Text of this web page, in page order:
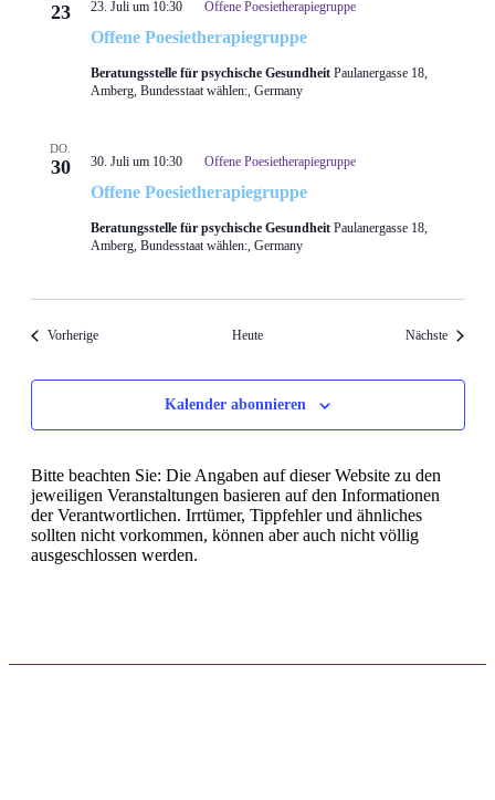
23
Offene Poesietherapiegruppe
23. Juli um 10:30 Offene Poesietherapiegruppe
Beratungsstelle für psychische Gesundheit Paulanergasse 18,
Amberg, Bundesstaat wählen:, Germany
DO.
30
Offene Poesietherapiegruppe
30. Juli um 10:30 Offene Poesietherapiegruppe
Beratungsstelle für psychische Gesundheit Paulanergasse 18,
Amberg, Bundesstaat wählen:, Germany
VorherigeVeranstaltungen Heute Nächste
Kalender abonnieren
Bitte beachten Sie: Die Angaben auf dieser Website zu den
jeweiligen Veranstaltungen basieren auf den Informationen
der Verantwortlichen. Irrtümer, Tippfehler und ähnliches
sollten nicht vorkommen, können aber auch nicht völlig
ausgeschlossen werden.